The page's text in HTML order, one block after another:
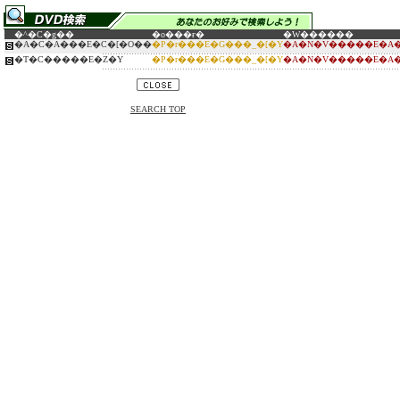
�^�C�g�� �o���ғ�
�W������
�A�C�A���E�C�[�O���P�r���E�G���_�[�Y
�T�C�����E�Z�Y
�P�r���E�G���_�[�Y
SEARCH TOP